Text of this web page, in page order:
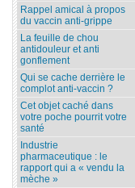
Rappel amical à propos
du vaccin anti-grippe
La feuille de chou
antidouleur et anti
gonflement
Qui se cache derrière le
complot anti-vaccin ?
Cet objet caché dans
votre poche pourrit votre
santé
Industrie
pharmaceutique : le
rapport qui a « vendu la
mèche »